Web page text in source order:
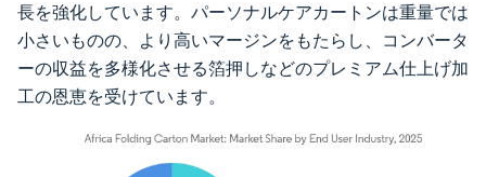
長を強化しています。パーソナルケアカートンは重量では
小さいものの、より高いマージンをもたらし、コンバータ
ーの収益を多様化させる箔押しなどのプレミアム仕上げ加
工の恩恵を受けています。